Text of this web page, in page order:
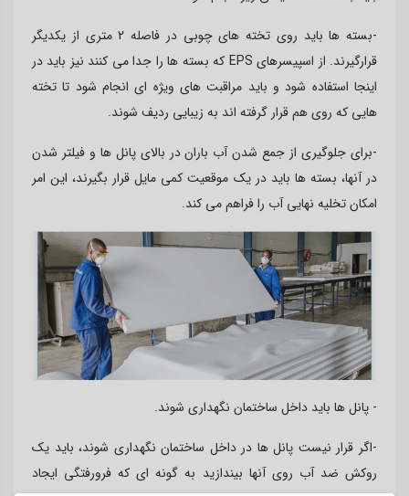
-بسته ها باید روی تخته های چوبی در فاصله 2 متری از یکدیگر
قرارگیرند. از اسپیسرهای EPS که بسته ها را جدا می کنند نیز باید در
اینجا استفاده شود و باید مراقبت های ویژه ای انجام شود تا تخته
هایی که روی هم قرار گرفته اند به زیبایی ردیف شوند.
-برای جلوگیری از جمع شدن آب باران در بالای پانل ها و فیلتر شدن
در آنها، بسته ها باید در یک موقعیت کمی مایل قرار بگیرند، این امر
امکان تخلیه نهایی آب را فراهم می کند.
- پانل ها باید داخل ساختمان نگهداری شوند.
-اگر قرار نیست پانل ها در داخل ساختمان نگهداری شوند، باید یک
روکش ضد آب روی آنها بیندازید به گونه ای که فرورفتگی ایجاد